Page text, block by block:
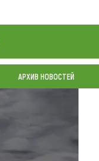
АРХИВ НОВОСТЕЙ